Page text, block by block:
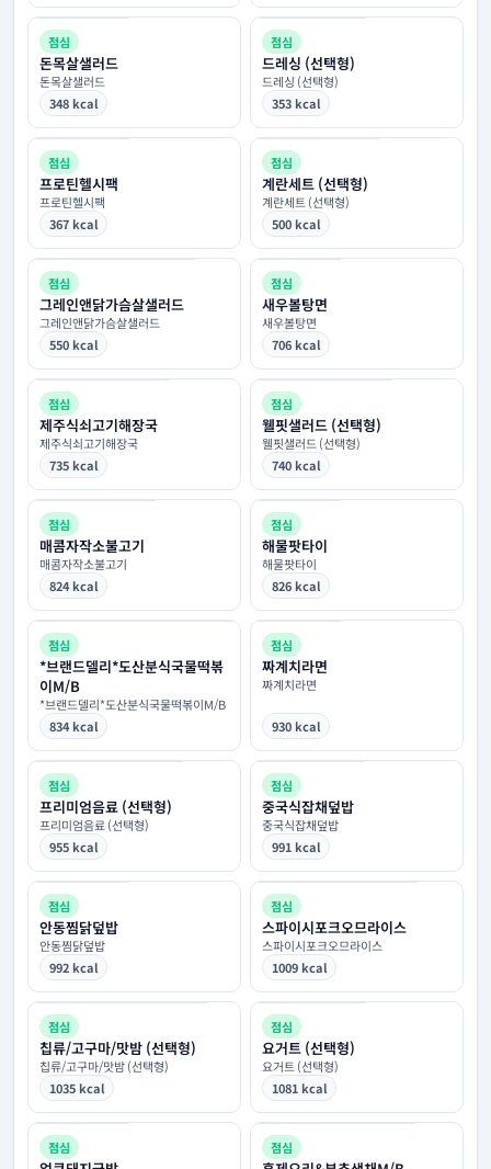
점심
돈목살샐러드
돈목살샐러드
348 kcal
점심
드레싱 (선택형)
드레싱 (선택형)
353 kcal
점심
프로틴헬시팩
프로틴헬시팩
367 kcal
점심
계란세트 (선택형)
계란세트 (선택형)
500 kcal
점심
그레인앤닭가슴살샐러드
그레인앤닭가슴살샐러드
550 kcal
점심
새우볼탕면
새우볼탕면
706 kcal
점심
제주식쇠고기해장국
제주식쇠고기해장국
735 kcal
점심
웰핏샐러드 (선택형)
웰핏샐러드 (선택형)
740 kcal
점심
매콤자작소불고기
매콤자작소불고기
824 kcal
점심
해물팟타이
해물팟타이
826 kcal
점심
*브랜드델리*도산분식국물떡볶
이M/B
*브랜드델리*도산분식국물떡볶이M/B
834 kcal
점심
짜계치라면
짜계치라면
930 kcal
점심
프리미엄음료 (선택형)
프리미엄음료 (선택형)
955 kcal
점심
중국식잡채덮밥
중국식잡채덮밥
991 kcal
점심
안동찜닭덮밥
안동찜닭덮밥
992 kcal
점심
스파이시포크오므라이스
스파이시포크오므라이스
1009 kcal
점심
칩류/고구마/맛밤 (선택형)
칩류/고구마/맛밤 (선택형)
1035 kcal
점심
요거트 (선택형)
요거트 (선택형)
1081 kcal
점심 점심